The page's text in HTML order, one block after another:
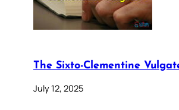
The Sixto-Clementine
July 12, 2025